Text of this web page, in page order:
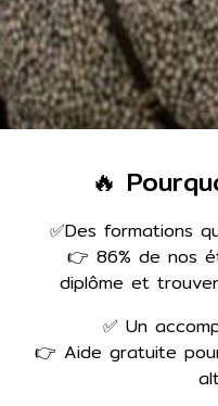
🔥
✅Des formations
👉 86% de nos
diplôme et
✅ Un
👉 Aide gratuite